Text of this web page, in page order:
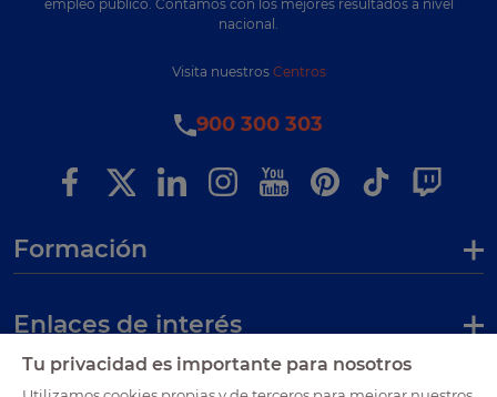
empleo público. Contamos con los mejores resultados a nivel
nacional.
Visita nuestros Centros
900 300 303
Formación
Enlaces de interés
Tu privacidad es importante para nosotros